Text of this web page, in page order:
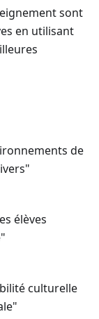
sont
en utilisant
de
élèves
culturelle